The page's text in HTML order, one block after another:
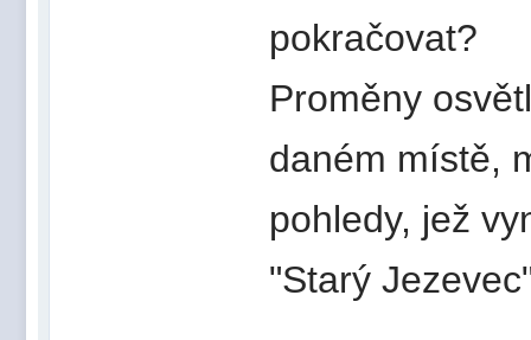
pokračovat?
Proměny
daném místě,
pohledy, jež
"Starý